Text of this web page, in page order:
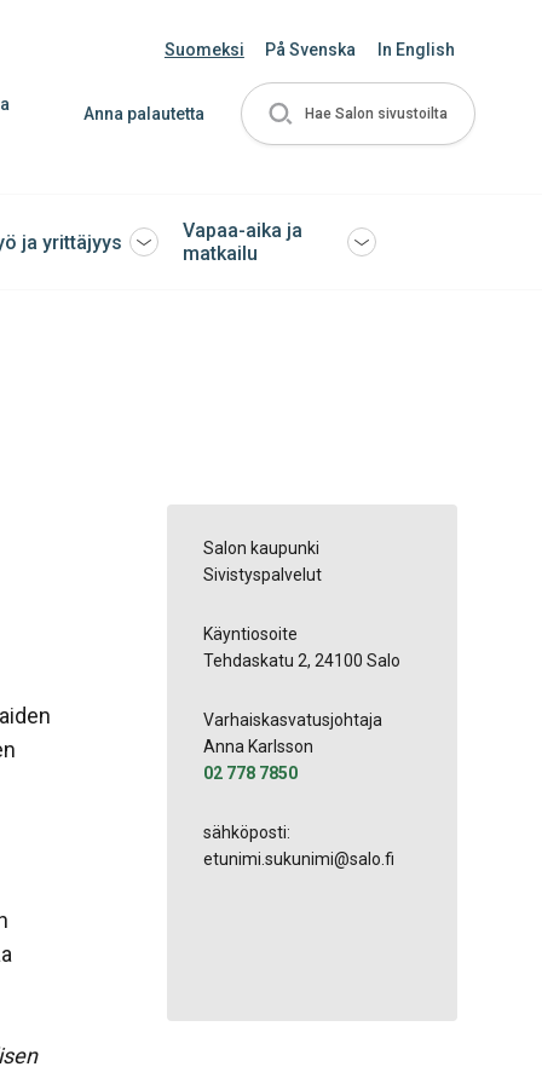
Suomeksi På Svenska In English
Anna palautetta Hae Salon sivustoilta
ja yrittäjyys Avaa
Vapaa-aika ja
matkailu
Avaa
Salon kaupunki
Sivistyspalvelut
Käyntiosoite
Tehdaskatu 2, 24100 Salo
Varhaiskasvatusjohtaja
Anna Karlsson
02 778 7850
sähköposti:
etunimi.sukunimi@salo.fi